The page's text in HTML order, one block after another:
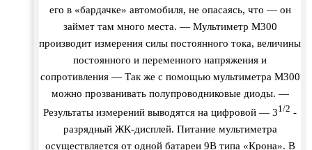
его в «бардачке» автомобиля, не опасаясь, что — он
займет там много места. — Мультиметр M300
производит измерения силы постоянного тока, величины
постоянного и переменного напряжения и
сопротивления — Так же с помощью мультиметра M300
можно прозванивать полупроводниковые диоды. —
Результаты измерений выводятся на цифровой — 31/2 -
разрядный ЖК-дисплей. Питание мультиметра
осуществляется от одной батареи 9В типа «Крона». В